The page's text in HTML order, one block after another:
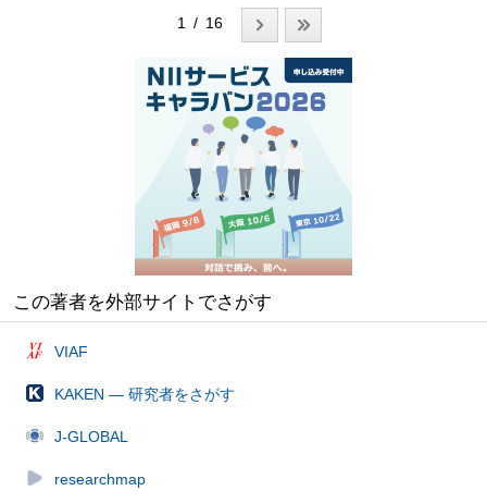
1 / 16
この著者を外部サイトでさがす
VIAF
KAKEN — 研究者をさがす
J-GLOBAL
researchmap